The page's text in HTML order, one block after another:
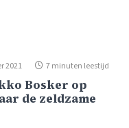
2021 7 minuten leestijd
Bosker op
de zeldzame